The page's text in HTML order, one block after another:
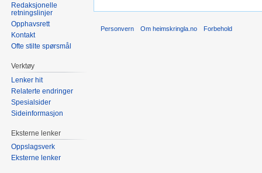
Redaksjonelle
retningslinjer
Opphavsrett
Kontakt
Ofte stilte spørsmål
Verktøy
Lenker hit
Relaterte endringer
Spesialsider
Sideinformasjon
Eksterne lenker
Oppslagsverk
Eksterne lenker
Personvern Om heimskringla.no Forbehold